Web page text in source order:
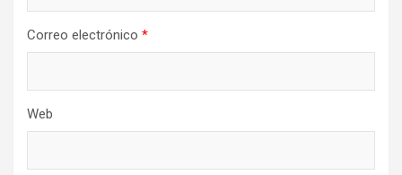
Correo electrónico *
Web